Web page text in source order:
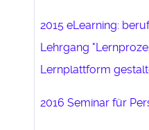
2015 eLearning:
Lehrgang
Lernplattform
2016 Seminar für